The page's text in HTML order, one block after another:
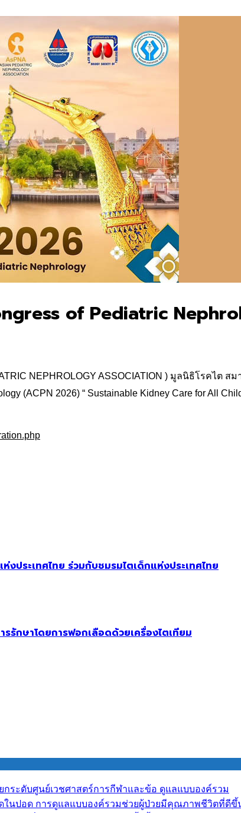
of Pediatric
NEPHROLOGY ASSOCIATION ) มูลนิธิโรคไต
(ACPN 2026) “ Sustainable Kidney Care for All
ประเทศไทย ร่วมกับชมรมไตเด็กแห่งประเทศไทย
รักษาโดยการฟอกเลือดด้วยเครื่องไตเทียม
กระดับศูนย์เวชศาสตร์การกีฬาและข้อ ดูแลแบบองค์รวม
ดในปอด การดูแลแบบองค์รวมช่วยผู้ป่วยมีคุณภาพชีวิตที่ดีขึ้